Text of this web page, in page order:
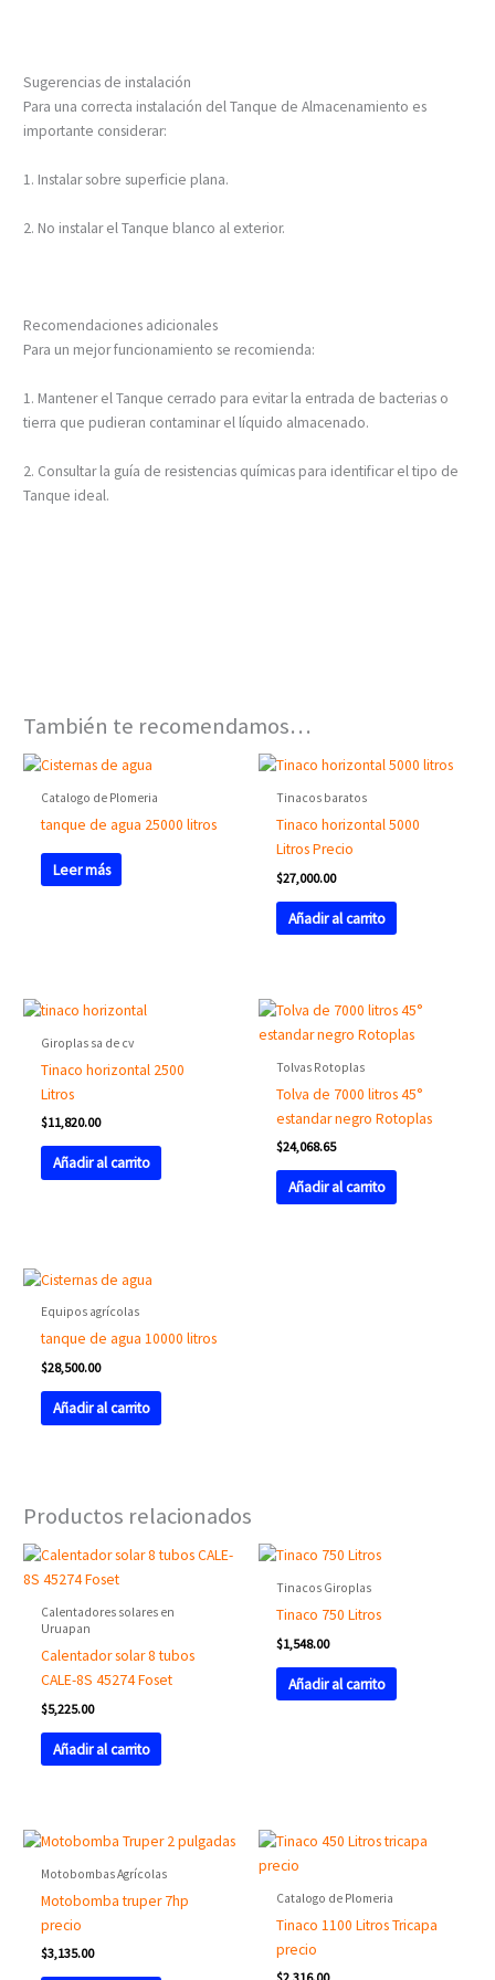
Sugerencias de instalación
Para una correcta instalación del Tanque de Almacenamiento es
importante considerar:
1. Instalar sobre superficie plana.
2. No instalar el Tanque blanco al exterior.
Recomendaciones adicionales
Para un mejor funcionamiento se recomienda:
1. Mantener el Tanque cerrado para evitar la entrada de bacterias o
tierra que pudieran contaminar el líquido almacenado.
2. Consultar la guía de resistencias químicas para identificar el tipo de
Tanque ideal.
También te recomendamos…
Catalogo de Plomeria
tanque de agua 25000 litros
Leer más
Tinacos baratos
Tinaco horizontal 5000
Litros Precio
$27,000.00
Añadir al carrito
Giroplas sa de cv
Tinaco horizontal 2500
Litros
$11,820.00
Añadir al carrito
Tolvas Rotoplas
Tolva de 7000 litros 45°
estandar negro Rotoplas
$24,068.65
Añadir al carrito
Equipos agrícolas
tanque de agua 10000 litros
$28,500.00
Añadir al carrito
Productos relacionados
Calentadores solares en
Uruapan
Calentador solar 8 tubos
CALE-8S 45274 Foset
$5,225.00
Añadir al carrito
Tinacos Giroplas
Tinaco 750 Litros
$1,548.00
Añadir al carrito
Motobombas Agrícolas
Motobomba truper 7hp
precio
$3,135.00
Catalogo de Plomeria
Tinaco 1100 Litros Tricapa
precio